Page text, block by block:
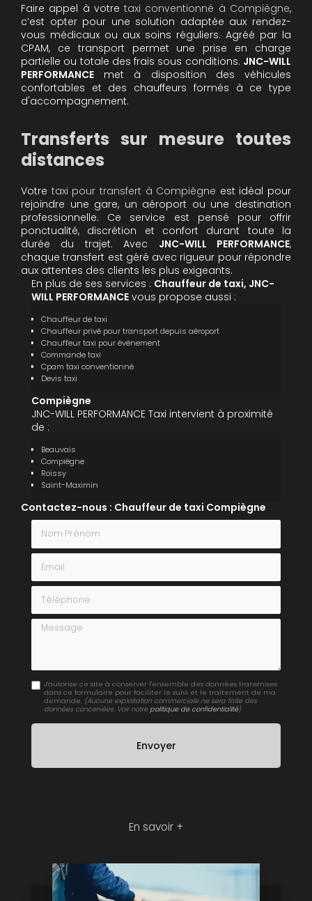
Faire appel à votretaxi conventionné à Compiègne,
c’est opter pour une solution adaptée aux rendez-
vous médicaux ou aux soins réguliers. Agréé par la
CPAM, ce transport permet une prise en charge
partielle ou totale des frais sous conditions. JNC-WILL
PERFORMANCE met à disposition des véhicules
confortables et des chauffeurs formés à ce type
d'accompagnement.
Transferts sur mesure toutes
distances
Votre taxi pour transfert à Compiègne est idéal pour
rejoindre une gare, un aéroport ou une destination
professionnelle. Ce service est pensé pour offrir
ponctualité, discrétion et confort durant toute la
durée du trajet. Avec JNC-WILL PERFORMANCE,
chaque transfert est géré avec rigueur pour répondre
aux attentes des clients les plus exigeants.
En plus de ses services : Chauffeur de taxi, JNC-
WILL PERFORMANCE vous propose aussi :
Chauffeur de taxi
Chauffeur privé pour transport depuis aéroport
Chauffeur taxi pour événement
Commande taxi
Cpam taxi conventionné
Devis taxi
Compiègne
JNC-WILL PERFORMANCE Taxi intervient à proximité
de :
Beauvais
Compiègne
Roissy
Saint-Maximin
Contactez-nous : Chauffeur de taxi Compiègne
Nom Prénom
Email
Téléphone
Message
J'autorise ce site à conserver l'ensemble des données transmises
dans ce formulaire pour faciliter le suivi et le traitement de ma
demande. (Aucune exploitation commerciale ne sera faite des
données concervées. Voir notre politique de confidentialité)
En savoir +